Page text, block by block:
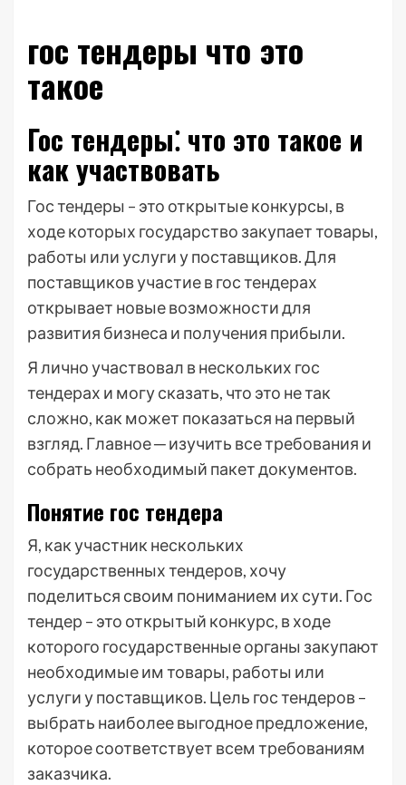
гос тендеры что это
такое
Гос тендеры⁚ что это такое и
как участвовать
Гос тендеры – это открытые конкурсы, в
ходе которых государство закупает товары,
работы или услуги у поставщиков. Для
поставщиков участие в гос тендерах
открывает новые возможности для
развития бизнеса и получения прибыли.
Я лично участвовал в нескольких гос
тендерах и могу сказать, что это не так
сложно, как может показаться на первый
взгляд. Главное ─ изучить все требования и
собрать необходимый пакет документов.
Понятие гос тендера
Я, как участник нескольких
государственных тендеров, хочу
поделиться своим пониманием их сути. Гос
тендер – это открытый конкурс, в ходе
которого государственные органы закупают
необходимые им товары, работы или
услуги у поставщиков. Цель гос тендеров –
выбрать наиболее выгодное предложение,
которое соответствует всем требованиям
заказчика.